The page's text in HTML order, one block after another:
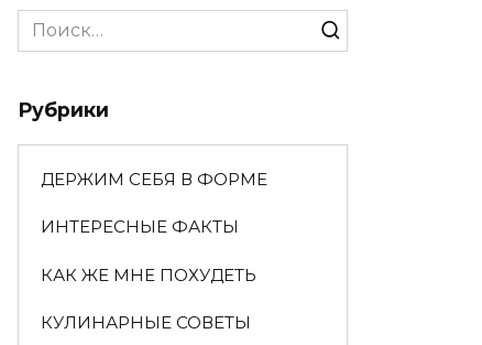
Search
for:
Рубрики
ДЕРЖИМ СЕБЯ В ФОРМЕ
ИНТЕРЕСНЫЕ ФАКТЫ
КАК ЖЕ МНЕ ПОХУДЕТЬ
КУЛИНАРНЫЕ СОВЕТЫ